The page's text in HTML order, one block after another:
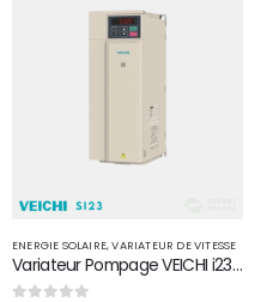
ENERGIE SOLAIRE,VARIATEUR DE VITESSE
Variateur Pompage solaire VEICHI 5,5 kW